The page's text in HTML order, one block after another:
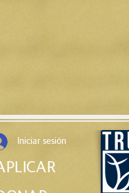
Iniciar sesión